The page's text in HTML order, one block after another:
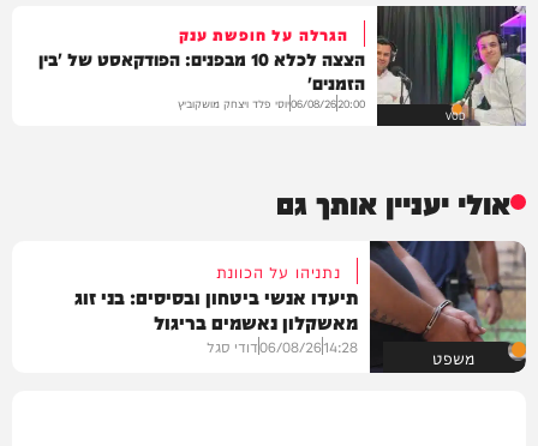
VOD
הגרלה על חופשת ענק
הצצה לכלא 10 מבפנים: הפודקאסט של 'בין
הזמנים'
20:00
06/08/26יוסי פלד ויצחק מושקוביץ
אולי יעניין אותך גם
משפט
נתניהו על הכוונת
תיעדו אנשי ביטחון ובסיסים: בני זוג
מאשקלון נאשמים בריגול
14:28
06/08/26דודי סגל